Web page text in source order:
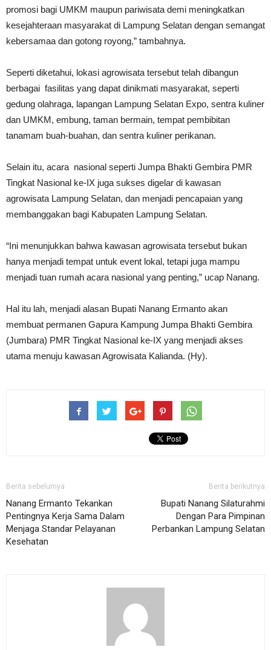
promosi bagi UMKM maupun pariwisata demi meningkatkan
kesejahteraan masyarakat di Lampung Selatan dengan semangat
kebersamaa dan gotong royong,” tambahnya.
Seperti diketahui, lokasi agrowisata tersebut telah dibangun
berbagai fasilitas yang dapat dinikmati masyarakat, seperti
gedung olahraga, lapangan Lampung Selatan Expo, sentra kuliner
dan UMKM, embung, taman bermain, tempat pembibitan
tanamam buah-buahan, dan sentra kuliner perikanan.
Selain itu, acara nasional seperti Jumpa Bhakti Gembira PMR
Tingkat Nasional ke-IX juga sukses digelar di kawasan
agrowisata Lampung Selatan, dan menjadi pencapaian yang
membanggakan bagi Kabupaten Lampung Selatan.
“Ini menunjukkan bahwa kawasan agrowisata tersebut bukan
hanya menjadi tempat untuk event lokal, tetapi juga mampu
menjadi tuan rumah acara nasional yang penting,” ucap Nanang.
Hal itu lah, menjadi alasan Bupati Nanang Ermanto akan
membuat permanen Gapura Kampung Jumpa Bhakti Gembira
(Jumbara) PMR Tingkat Nasional ke-IX yang menjadi akses
utama menuju kawasan Agrowisata Kalianda. (Hy).
Berita sebelumya
Nanang Ermanto Tekankan
Pentingnya Kerja Sama Dalam
Menjaga Standar Pelayanan
Kesehatan
Berita berikutnya
Bupati Nanang Silaturahmi
Dengan Para Pimpinan
Perbankan Lampung Selatan